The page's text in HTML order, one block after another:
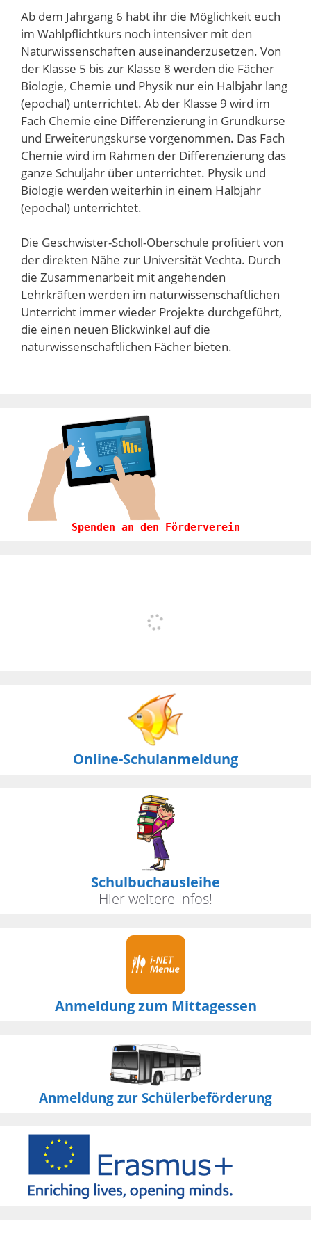
Ab dem Jahrgang 6 habt ihr die Möglichkeit euch
im Wahlpflichtkurs noch intensiver mit den
Naturwissenschaften auseinanderzusetzen. Von
der Klasse 5 bis zur Klasse 8 werden die Fächer
Biologie, Chemie und Physik nur ein Halbjahr lang
(epochal) unterrichtet. Ab der Klasse 9 wird im
Fach Chemie eine Differenzierung in Grundkurse
und Erweiterungskurse vorgenommen. Das Fach
Chemie wird im Rahmen der Differenzierung das
ganze Schuljahr über unterrichtet. Physik und
Biologie werden weiterhin in einem Halbjahr
(epochal) unterrichtet.
Die Geschwister-Scholl-Oberschule profitiert von
der direkten Nähe zur Universität Vechta. Durch
die Zusammenarbeit mit angehenden
Lehrkräften werden im naturwissenschaftlichen
Unterricht immer wieder Projekte durchgeführt,
die einen neuen Blickwinkel auf die
naturwissenschaftlichen Fächer bieten.
Spenden an den Förderverein
Online-Schulanmeldung
Schulbuchausleihe
Hier weitere Infos!
Anmeldung zum Mittagessen
Anmeldung zur Schülerbeförderung